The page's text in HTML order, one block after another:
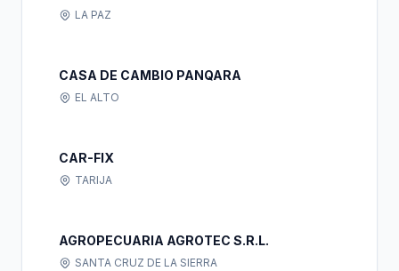
LA PAZ
CASA DE CAMBIO PANQARA
EL ALTO
CAR-FIX
TARIJA
AGROPECUARIA AGROTEC S.R.L.
SANTA CRUZ DE LA SIERRA